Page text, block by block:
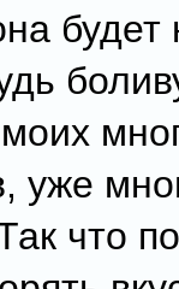
будет
уже
что